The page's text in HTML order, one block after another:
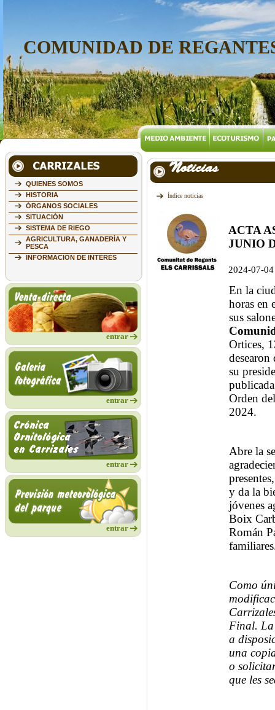
COMUNIDAD DE
QUIENES SOMOS
HISTORIA
ÓRGANOS SOCIALES
SITUACIÓN
SISTEMA DE RIEGO
AGRICULTURA, GANADERÍA Y
PESCA
INFORMACIÓN DE INTERÉS
entrar
entrar
entrar
entrar
Noticias
Índice noticias
ACTA
JUNIO
2024-07-04
En la
horas en
sus
Ortices,
su
Orden
2024.
Abre la
y da la
jóvenes
Boix
Román
Como
Final.
a
una
o
que les